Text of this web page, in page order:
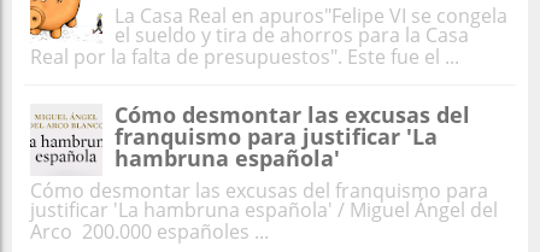
La Casa Real en apuros"Felipe VI se congela
el sueldo y tira de ahorros para la Casa
Real por la falta de presupuestos". Este fue el ...
Cómo desmontar las excusas del
franquismo para justificar 'La
hambruna española'
Cómo desmontar las excusas del franquismo para
justificar 'La hambruna española' / Miguel Ángel del
Arco 200.000 españoles ...